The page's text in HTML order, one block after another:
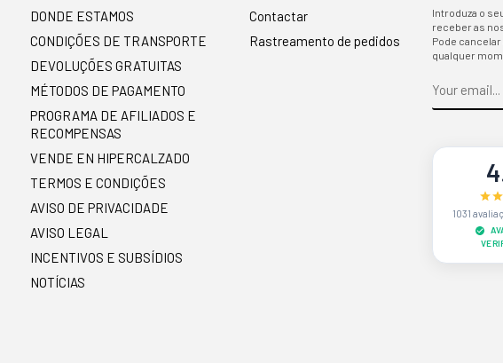
DONDE ESTAMOS
CONDIÇÕES DE TRANSPORTE
DEVOLUÇÕES GRATUITAS
MÉTODOS DE PAGAMENTO
PROGRAMA DE AFILIADOS E
RECOMPENSAS
VENDE EN HIPERCALZADO
TERMOS E CONDIÇÕES
AVISO DE PRIVACIDADE
AVISO LEGAL
INCENTIVOS E SUBSÍDIOS
NOTÍCIAS
Contactar
Rastreamento de pedidos
Introduza o
receber as
Pode
qualquer
1031